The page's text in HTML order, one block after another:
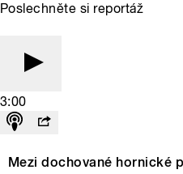
Poslechněte si reportáž
3:00
Mezi dochované hornické